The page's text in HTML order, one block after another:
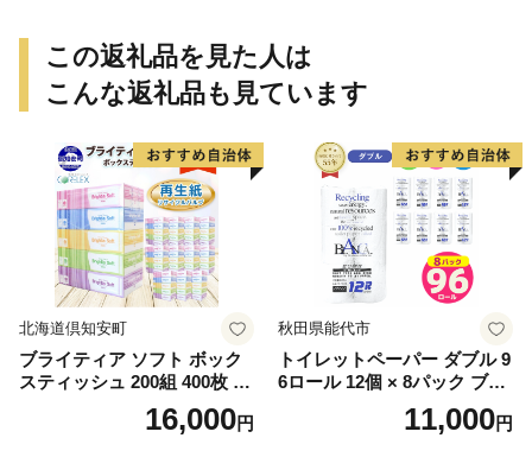
この返礼品を見た人は
こんな返礼品も見ています
北海道倶知安町
ブライティア ソフト ボック
スティッシュ 200組 400枚 60
箱 日本製 まとめ買い ティッ
シュ リサイクル 長持 防災 常
16,000円
秋田県能代市
トイレットペーパー ダブル 9
6ロール 12個 × 8パック ブラ
ンカ 再生紙 100％ 芯あり 日
用品 消耗品 無香料 生活用品
11,000円